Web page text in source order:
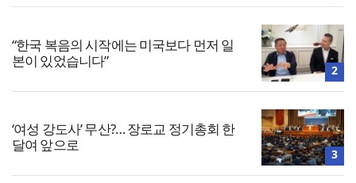
“한국 복음의 시작에는 미국보다 먼저 일
본이 있었습니다”
2
‘여성 강도사’ 무산?… 장로교 정기총회 한
달여 앞으로
3